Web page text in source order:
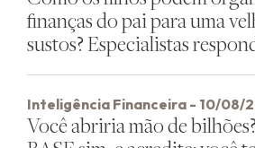
finanças do pai para uma
sustos? Especialistas
Inteligência Financeira - 10/08/
Você abriria mão de